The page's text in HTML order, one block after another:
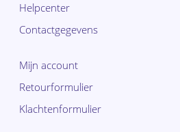
Helpcenter
Contactgegevens
Mijn account
Retourformulier
Klachtenformulier